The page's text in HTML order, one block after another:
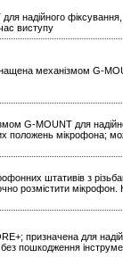
надійного
виступу
механізмом G-
G-MOUNT для
положень мікрофона;
штативів з
розмістити мікрофон.
призначена для
без пошкодження